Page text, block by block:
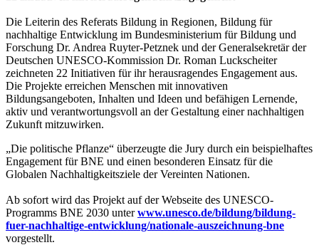
Die Leiterin des Referats Bildung in Regionen, Bildung für
nachhaltige Entwicklung im Bundesministerium für Bildung und
Forschung Dr. Andrea Ruyter-Petznek und der Generalsekretär der
Deutschen UNESCO-Kommission Dr. Roman Luckscheiter
zeichneten 22 Initiativen für ihr herausragendes Engagement aus.
Die Projekte erreichen Menschen mit innovativen
Bildungsangeboten, Inhalten und Ideen und befähigen Lernende,
aktiv und verantwortungsvoll an der Gestaltung einer nachhaltigen
Zukunft mitzuwirken.
„Die politische Pflanze“ überzeugte die Jury durch ein beispielhaftes
Engagement für BNE und einen besonderen Einsatz für die
Globalen Nachhaltigkeitsziele der Vereinten Nationen.
Ab sofort wird das Projekt auf der Webseite des UNESCO-
Programms BNE 2030 unterwww.unesco.de/bildung/bildung-
fuer-nachhaltige-entwicklung/nationale-auszeichnung-bne
vorgestellt.